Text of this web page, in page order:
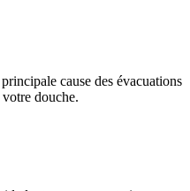
cause des évacuations
votre douche.